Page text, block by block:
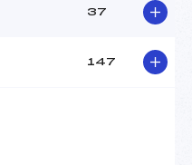
37
147